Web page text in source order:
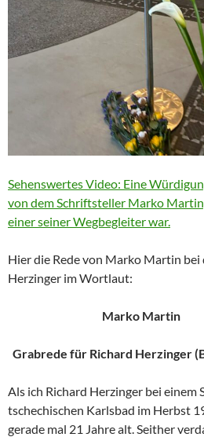
Sehenswertes Video: Eine
von dem Schriftsteller Marko
einer seiner Wegbegleiter war.
Hier die Rede von Marko Martin
Herzinger im Wortlaut:
Marko Martin
Grabrede für Richard Herzinger
Als ich Richard Herzinger bei
tschechischen Karlsbad im Herbst
gerade mal 21 Jahre alt. Seither